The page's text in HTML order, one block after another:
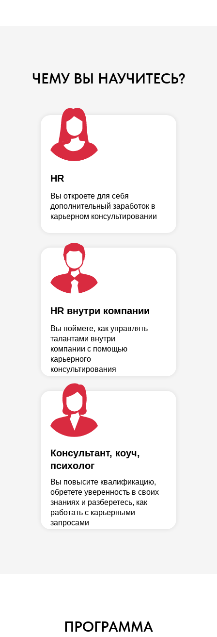
ЧЕМУ ВЫ НАУЧИТЕСЬ?
HR
Вы откроете для себя
дополнительный заработок в
карьерном консультировании
Вы поймете, как управлять
талантами внутри
компании с помощью
карьерного
консультирования
HR внутри компании
Консультант, коуч,
психолог
Вы повысите квалификацию,
обретете уверенность в своих
знаниях и разберетесь, как
работать с карьерными
запросами
ПРОГРАММА